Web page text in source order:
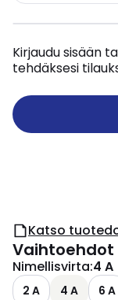
Kirjaudu sisään
tehdäksesi
Katso
Vaihtoehdot
Nimellisvirta:4 A
2 A 4 A 6 A